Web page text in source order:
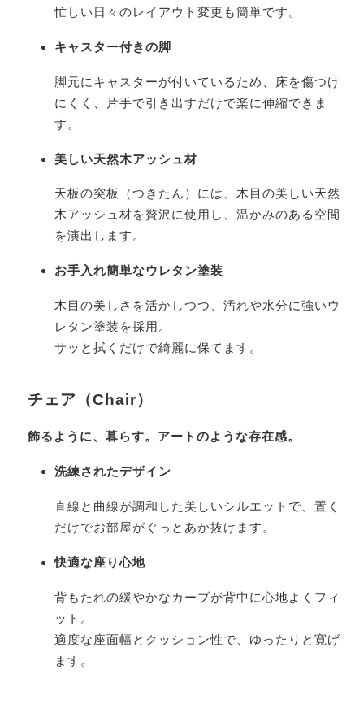
忙しい日々のレイアウト変更も簡単です。
キャスター付きの脚
脚元にキャスターが付いているため、床を傷つけ
にくく、片手で引き出すだけで楽に伸縮できま
す。
美しい天然木アッシュ材
天板の突板（つきたん）には、木目の美しい天然
木アッシュ材を贅沢に使用し、温かみのある空間
を演出します。
お手入れ簡単なウレタン塗装
木目の美しさを活かしつつ、汚れや水分に強いウ
レタン塗装を採用。
サッと拭くだけで綺麗に保てます。
チェア（Chair）
飾るように、暮らす。アートのような存在感。
洗練されたデザイン
直線と曲線が調和した美しいシルエットで、置く
だけでお部屋がぐっとあか抜けます。
快適な座り心地
背もたれの緩やかなカーブが背中に心地よくフィ
ット。
適度な座面幅とクッション性で、ゆったりと寛げ
ます。